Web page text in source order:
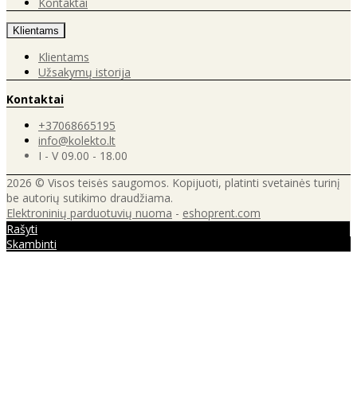
Klientams
Klientams
Užsakymų istorija
Kontaktai
+37068665195
info@kolekto.lt
I - V 09.00 - 18.00
2026 © Visos teisės saugomos. Kopijuoti, platinti svetainės turinį
be autorių sutikimo draudžiama.
Elektroninių parduotuvių nuoma - eshoprent.com
Rašyti
Skambinti